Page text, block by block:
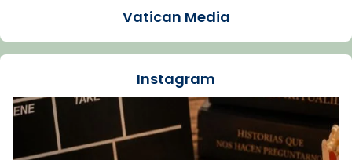
La Carmina va patir depressió. Fa gairebé
dos mesos, a l'Estadi Lluís Companys, la
Recupera l'entrevista comp
Vatican
tican News 👇
Vatican Media
Instagram